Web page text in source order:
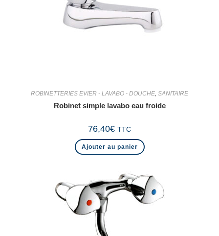
ROBINETTERIES EVIER - LAVABO - DOUCHE, SANITAIRE
Robinet simple lavabo eau froide
76,40€ TTC
Ajouter au panier